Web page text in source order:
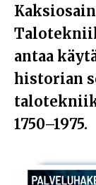
antaa
historian
1750–1975.